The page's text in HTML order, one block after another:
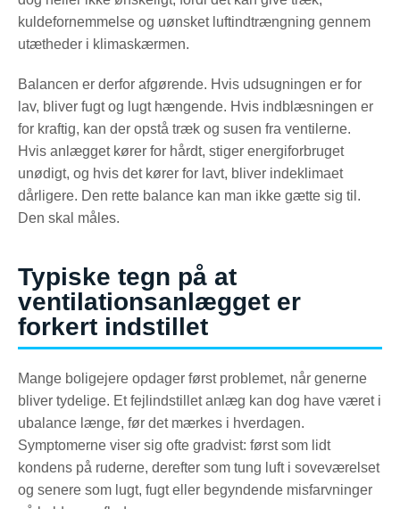
kuldefornemmelse og uønsket luftindtrængning gennem
utætheder i klimaskærmen.
Balancen er derfor afgørende. Hvis udsugningen er for
lav, bliver fugt og lugt hængende. Hvis indblæsningen er
for kraftig, kan der opstå træk og susen fra ventilerne.
Hvis anlægget kører for hårdt, stiger energiforbruget
unødigt, og hvis det kører for lavt, bliver indeklimaet
dårligere. Den rette balance kan man ikke gætte sig til.
Den skal måles.
Typiske tegn på at
ventilationsanlægget er
forkert indstillet
Mange boligejere opdager først problemet, når generne
bliver tydelige. Et fejlindstillet anlæg kan dog have været i
ubalance længe, før det mærkes i hverdagen.
Symptomerne viser sig ofte gradvist: først som lidt
kondens på ruderne, derefter som tung luft i soveværelset
og senere som lugt, fugt eller begyndende misfarvninger